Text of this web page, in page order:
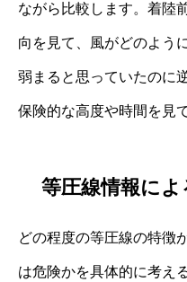
ながら比較します。着陸
向を見て、風がどのよう
弱まると思っていたのに
保険的な高度や時間を見
等圧線情報に
どの程度の等圧線の特徴
は危険かを具体的に考え